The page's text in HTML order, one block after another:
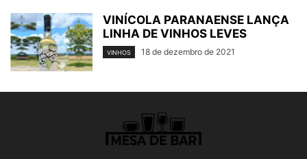
VINÍCOLA PARANAENSE LANÇA
LINHA DE VINHOS LEVES
VINHOS 18 de dezembro de 2021